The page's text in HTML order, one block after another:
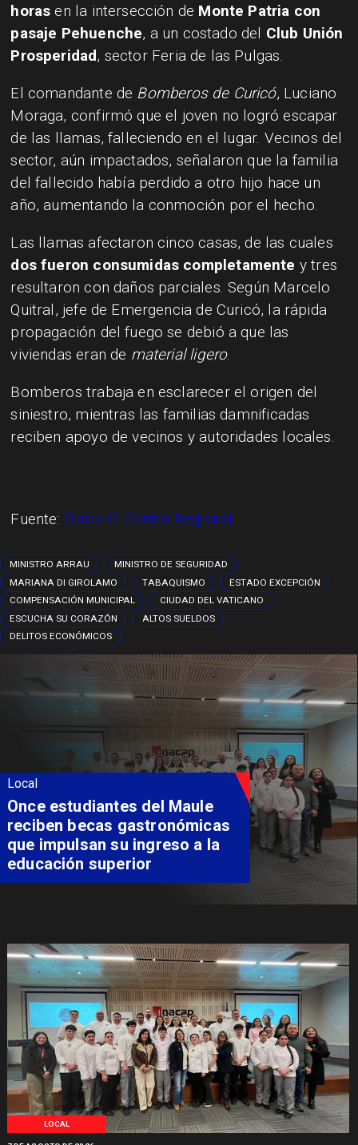
horas en la intersección de Monte Patria con
pasaje Pehuenche, a un costado del Club Unión
Prosperidad, sector Feria de las Pulgas.
El comandante de Bomberos de Curicó, Luciano
Moraga, confirmó que el joven no logró escapar
de las llamas, falleciendo en el lugar. Vecinos del
sector, aún impactados, señalaron que la familia
del fallecido había perdido a otro hijo hace un
año, aumentando la conmoción por el hecho.
Las llamas afectaron cinco casas, de las cuales
dos fueron consumidas completamente y tres
resultaron con daños parciales. Según Marcelo
Quitral, jefe de Emergencia de Curicó, la rápida
propagación del fuego se debió a que las
viviendas eran de material ligero.
Bomberos trabaja en esclarecer el origen del
siniestro, mientras las familias damnificadas
reciben apoyo de vecinos y autoridades locales.
Fuente: Diario El Centro Regional
MINISTRO ARRAU
MINISTRO DE SEGURIDAD
MARIANA DI GIROLAMO
TABAQUISMO
ESTADO EXCEPCIÓN
COMPENSACIÓN MUNICIPAL
CIUDAD DEL VATICANO
ESCUCHA SU CORAZÓN
ALTOS SUELDOS
DELITOS ECONÓMICOS
LOCAL
Local
Once estudiantes del Maule
reciben becas gastronómicas
que impulsan su ingreso a la
educación superior